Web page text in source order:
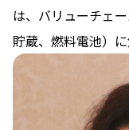
は、バリューチェ
貯蔵、燃料電池）